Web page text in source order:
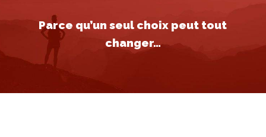
Parce qu’un seul choix peut tout
changer…